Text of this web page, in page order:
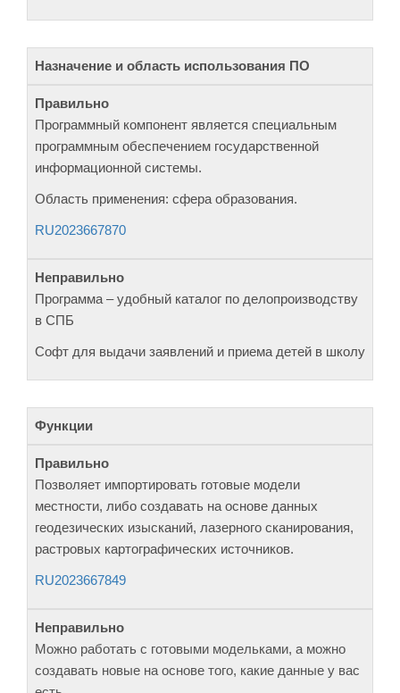
Назначение и область использования ПО
Программный компонент является специальным
программным обеспечением государственной
информационной системы.
Область применения: сфера образования.
RU2023667870
Программа – удобный каталог по делопроизводству
в СПБ
Софт для выдачи заявлений и приема детей в школу
Функции
Позволяет импортировать готовые модели
местности, либо создавать на основе данных
геодезических изысканий, лазерного сканирования,
растровых картографических источников.
RU2023667849
Можно работать с готовыми модельками, а можно
создавать новые на основе того, какие данные у вас